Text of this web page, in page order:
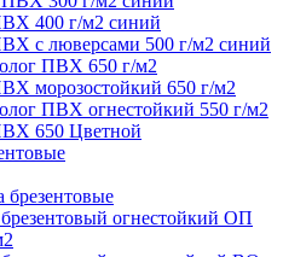
400 г/м2 синий
с люверсами 500 г/м2 синий
ПВХ 650 г/м2
морозостойкий 650 г/м2
ПВХ огнестойкий 550 г/м2
650 Цветной
брезентовые
огнестойкий ОП